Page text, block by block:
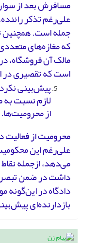
مسافرش بعد از
علی‌رغم تذکر
جمله است. همچنین
که مغازه‌های
مالک آن فروشگاه،
است که تقصیری در
پیش‌بینی
لازم نسبت
از محرومیت‌ها.
محرومیت از
علی‌رغم این
می‌دهد، ازجمله
داشت در ضمن
دادگاه در این‌گونه
بازدارنده‌ای